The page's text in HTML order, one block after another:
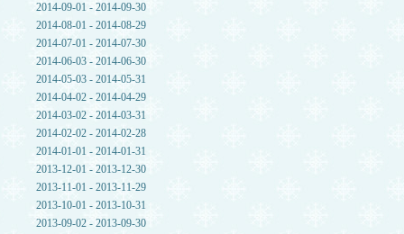
2014-09-01 - 2014-09-30
2014-08-01 - 2014-08-29
2014-07-01 - 2014-07-30
2014-06-03 - 2014-06-30
2014-05-03 - 2014-05-31
2014-04-02 - 2014-04-29
2014-03-02 - 2014-03-31
2014-02-02 - 2014-02-28
2014-01-01 - 2014-01-31
2013-12-01 - 2013-12-30
2013-11-01 - 2013-11-29
2013-10-01 - 2013-10-31
2013-09-02 - 2013-09-30